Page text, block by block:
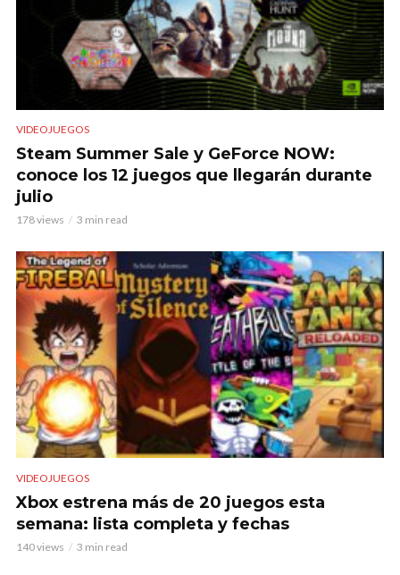
VIDEOJUEGOS
Steam Summer Sale y GeForce NOW:
conoce los 12 juegos que llegarán durante
julio
178 views 3 min read
VIDEOJUEGOS
Xbox estrena más de 20 juegos esta
semana: lista completa y fechas
140 views 3 min read